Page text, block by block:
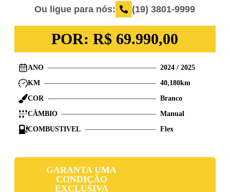
Ou ligue para nós: (19) 3801-9999
POR:R$ 69.990,00
ANO 2024/ 2025
KM
40,180km
COR
Branco
CÂMBIO
Manual
COMBUSTIVEL
Flex
GARANTA UMA
CONDIÇÃO
EXCLUSIVA